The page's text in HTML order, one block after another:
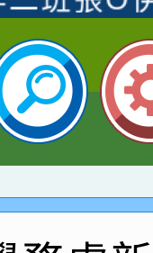
老師、
小朗讀
師
園市中
榮獲教
名
2026世
創客佳
園市中
榮獲社
O蜜、
展 國
班張O